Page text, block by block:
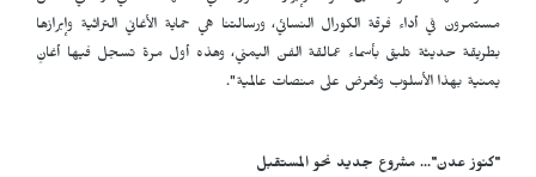
مستمرون في أداء فرقة الكورال النسائي، ورسالتنا هي حماية الأغاني التراثية وإبرازها
بطريقة حديثة تليق بأسماء عمالقة الفن اليمني، وهذه أول مرة تسجل فيها أغانٍ
يمنية بهذا الأسلوب وتُعرض على منصات عالمية".
"كنوز عدن"... مشروع جديد نحو المستقبل